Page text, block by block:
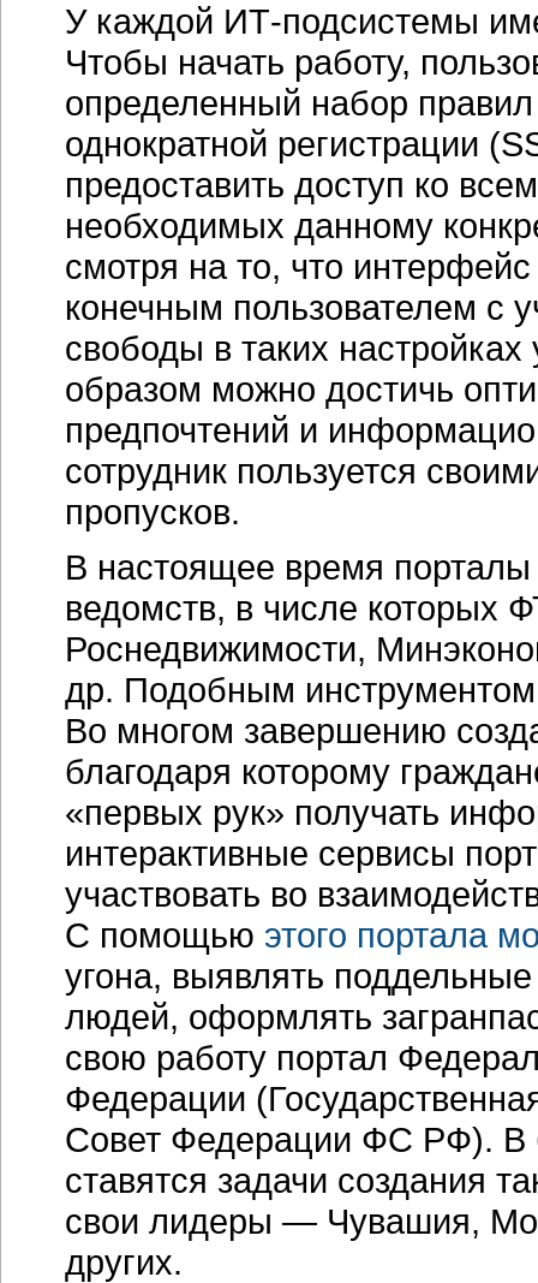
У каждой ИТ-подсистемы
Чтобы начать работу,
определенный набор правил
однократной регистрации
предоставить доступ ко
необходимых данному
смотря на то, что
конечным пользователем с
свободы в таких
образом можно достичь
предпочтений и
сотрудник пользуется
пропусков.
В настоящее время
ведомств, в числе которых
Роснедвижимости,
др. Подобным
Во многом завершению
благодаря которому
«первых рук» получать
интерактивные сервисы
участвовать во
С помощью этого портала
угона, выявлять
людей, оформлять
свою работу портал
Федерации
Совет Федерации ФС РФ). В
ставятся задачи создания
свои лидеры — Чувашия,
других.